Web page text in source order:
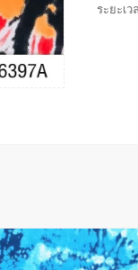
ระยะเ